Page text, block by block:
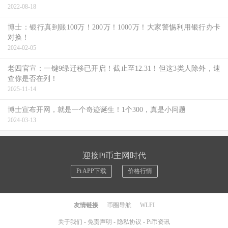
2022-08-18
博士：银行真到账100万！200万！1000万！大家警惕利用银行办卡
对换！
2024-02-05
老四官宣：一键9绿迁移已开启！截止至12.31！但这3类人除外，速
查你是否在列！
2025-11-14
博士宣布开网，就是一个奇迹诞生！1个300，真是小问题
2024-03-13
迎接Pi币主网时代
Pi APP下载 价格行情
友情链接 币圈导航 WLFI
关于我们 - 免责声明 - 隐私协议 - Pi币资讯